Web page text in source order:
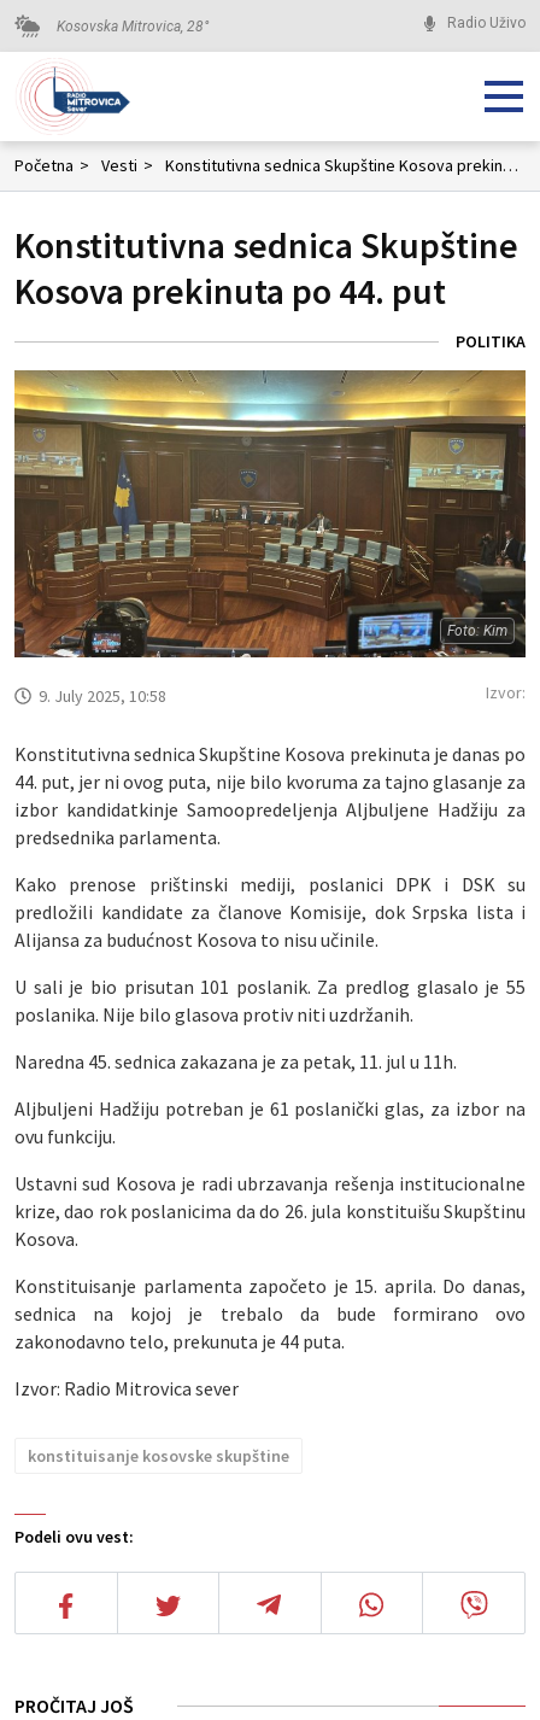
Kosovska Mitrovica, 28° Radio Uživo
Početna > Vesti > Konstitutivna sednica Skupštine Kosova prekinuta po 44. put
Konstitutivna sednica Skupštine
Kosova prekinuta po 44. put
POLITIKA
Foto: Kim
Podeli ovu vest:
9. July 2025, 10:58 Izvor:
Konstitutivna sednica Skupštine Kosova prekinuta je danas po
44. put, jer ni ovog puta, nije bilo kvoruma za tajno glasanje za
izbor kandidatkinje Samoopredeljenja Aljbuljene Hadžiju za
predsednika parlamenta.
Kako prenose prištinski mediji, poslanici DPK i DSK su
predložili kandidate za članove Komisije, dok Srpska lista i
Alijansa za budućnost Kosova to nisu učinile.
U sali je bio prisutan 101 poslanik. Za predlog glasalo je 55
poslanika. Nije bilo glasova protiv niti uzdržanih.
Naredna 45. sednica zakazana je za petak, 11. jul u 11h.
Aljbuljeni Hadžiju potreban je 61 poslanički glas, za izbor na
ovu funkciju.
Ustavni sud Kosova je radi ubrzavanja rešenja institucionalne
krize, dao rok poslanicima da do 26. jula konstituišu Skupštinu
Kosova.
Konstituisanje parlamenta započeto je 15. aprila. Do danas,
sednica na kojoj je trebalo da bude formirano ovo
zakonodavno telo, prekunuta je 44 puta.
Izvor: Radio Mitrovica sever
konstituisanje kosovske skupštine
PROČITAJ JOŠ